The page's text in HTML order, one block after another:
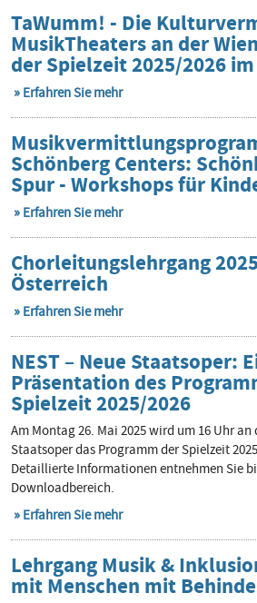
TaWumm! - Die
MusikTheaters an der
der Spielzeit 2025/2026
Erfahren Sie mehr
Schönberg Centers:
Spur - Workshops für
Erfahren Sie mehr
Chorleitungslehrgang
Österreich
Erfahren Sie mehr
NEST – Neue Staatsoper:
Präsentation des
Spielzeit 2025/2026
Am Montag 26. Mai 2025 wird um 16 Uhr an
Staatsoper das Programm der Spielzeit
Detaillierte Informationen entnehmen Sie
Downloadbereich.
Erfahren Sie mehr
Lehrgang Musik &
mit Menschen mit